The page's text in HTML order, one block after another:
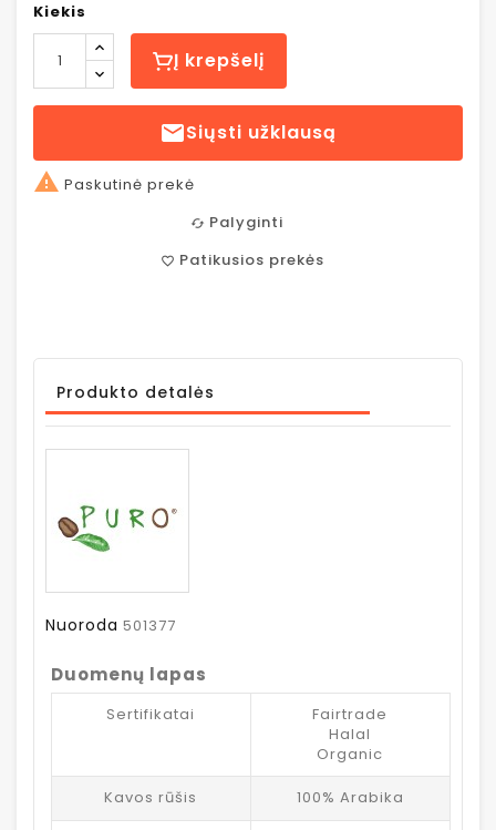
Kiekis
Į krepšelį
Siųsti užklausą
 Paskutinė prekė
cached Palyginti
favorite_border Patikusios prekės
Produkto detalės
Nuoroda 501377
Duomenų lapas
Sertifikatai
Fairtrade
Halal
Organic
Kavos rūšis 100% Arabika